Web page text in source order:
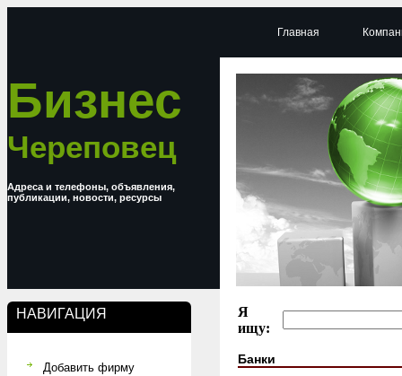
Бизнес
Череповец
Адреса и телефоны, объявления,
публикации, новости, ресурсы
НАВИГАЦИЯ
Добавить фирму
Главная
Я
ищу:
Банки